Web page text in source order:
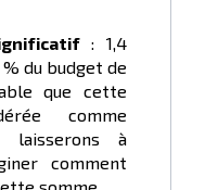
: 1,4
% du budget de
que cette
comme
laisserons à
comment